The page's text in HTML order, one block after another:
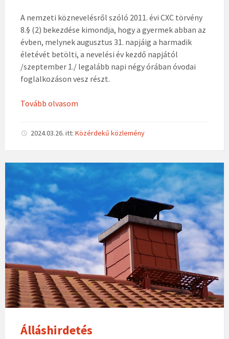
A nemzeti köznevelésről szóló 2011. évi CXC törvény
8.§ (2) bekezdése kimondja, hogy a gyermek abban az
évben, melynek augusztus 31. napjáig a harmadik
életévét betölti, a nevelési év kezdő napjától
/szeptember 1./ legalább napi négy órában óvodai
foglalkozáson vesz részt.
Tovább olvasom
2024.03.26. itt: Közérdekű közlemény
Álláshirdetés